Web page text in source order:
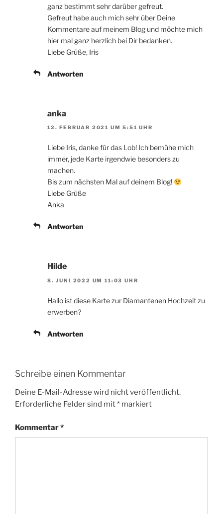
ganz bestimmt sehr darüber gefreut.
Gefreut habe auch mich sehr über Deine
Kommentare auf meinem Blog und möchte mich
hier mal ganz herzlich bei Dir bedanken.
Liebe Grüße, Iris
Antworten
anka
12. FEBRUAR 2021 UM 5:51 UHR
Liebe Iris, danke für das Lob! Ich bemühe mich
immer, jede Karte irgendwie besonders zu
machen.
Bis zum nächsten Mal auf deinem Blog!
Liebe Grüße
Anka
Antworten
Hilde
8. JUNI 2022 UM 11:03 UHR
Hallo ist diese Karte zur Diamantenen Hochzeit zu
erwerben?
Antworten
Schreibe einen Kommentar
Deine E-Mail-Adresse wird nicht veröffentlicht.
Erforderliche Felder sind mit* markiert
Kommentar*